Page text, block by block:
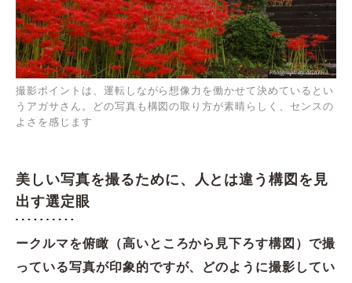
撮影ポイントは、運転しながら想像力を働かせて決めているとい
うアガサさん。どの写真も構図の取り方が素晴らしく、センスの
よさを感じます
美しい写真を撮るために、人とは違う構図を見
出す選定眼
ークルマを俯瞰（高いところから見下ろす構図）で撮
っている写真が印象的ですが、どのように撮影してい